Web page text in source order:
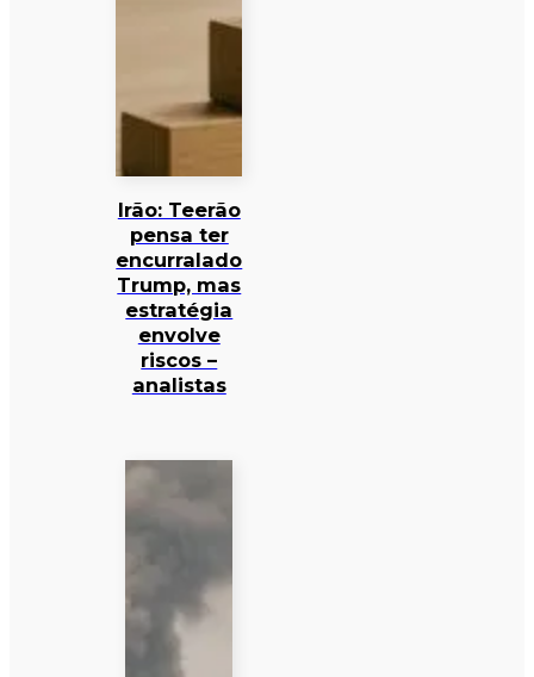
Irão: Teerão
pensa ter
encurralado
Trump, mas
estratégia
envolve
riscos –
analistas